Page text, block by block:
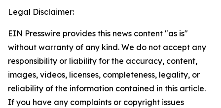
Legal Disclaimer:
EIN Presswire provides this news content "as is"
without warranty of any kind. We do not accept any
responsibility or liability for the accuracy, content,
images, videos, licenses, completeness, legality, or
reliability of the information contained in this article.
If you have any complaints or copyright issues